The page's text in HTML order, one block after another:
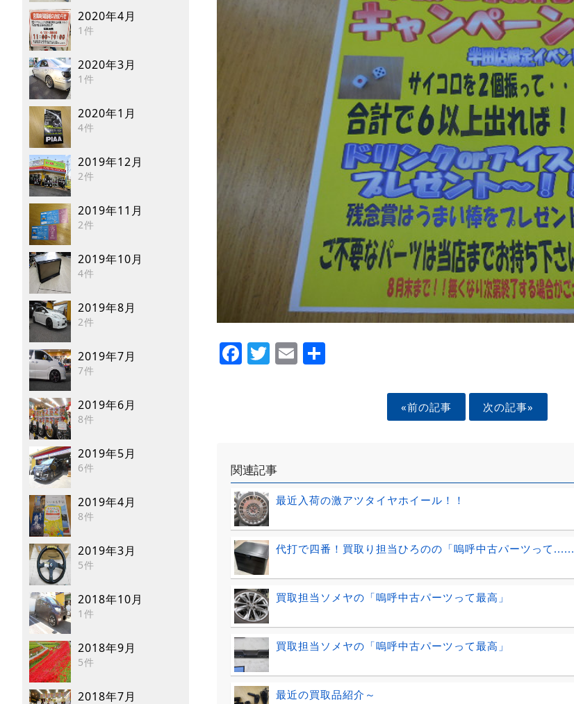
2020年4月
1件
2020年3月
1件
2020年1月
4件
2019年12月
2件
2019年11月
2件
2019年10月
4件
2019年8月
2件
2019年7月
7件
2019年6月
8件
2019年5月
6件
2019年4月
8件
2019年3月
5件
2018年10月
1件
2018年9月
5件
2018年7月
Facebook
Twitter
Email
«前の記事 次の記事»
関連記事
最近入荷の激アツタイヤホイール！！
代打で四番！買取り担当ひろのの「嗚呼中古パーツって......
買取担当ソメヤの「嗚呼中古パーツって最高」
買取担当ソメヤの「嗚呼中古パーツって最高」
最近の買取品紹介～